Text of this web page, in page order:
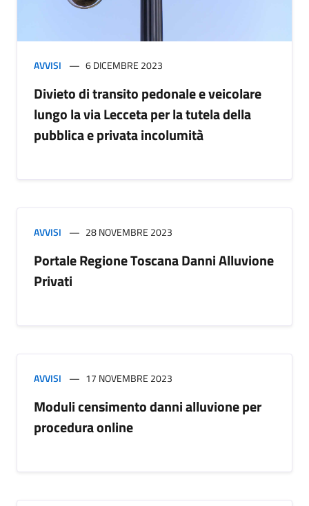
AVVISI 6 DICEMBRE 2023
Divieto di transito pedonale e veicolare
lungo la via Lecceta per la tutela della
pubblica e privata incolumità
AVVISI 28 NOVEMBRE 2023
Portale Regione Toscana Danni Alluvione
Privati
AVVISI 17 NOVEMBRE 2023
Moduli censimento danni alluvione per
procedura online